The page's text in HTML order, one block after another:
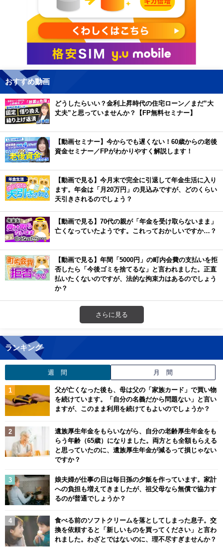
おすすめ動画
どうしたらいい？金利上昇時代の住宅ローン／まだ”大
丈夫”と思っていませんか？【FP無料セミナー】
【動画セミナー】今からでも遅くない！60歳からの老後
資金セミナー／FPがわかりやすく解説します！
【動画で見る】今月末で完全に引退して年金生活に入り
ます。年金は「月20万円」の見込みですが、どのくらい
天引きされるのでしょう？
【動画で見る】70代の親が「年金を受け取らないまま」
亡くなっていたようです。これっておかしいですか…？
【動画で見る】年間「5000円」の町内会費の支払いを拒
否したら「今後ゴミを捨てるな」と言われました。正直
払いたくないのですが、法的な拘束力はあるのでしょう
か？
さらに見る
ランキング
週 間 月 間
父が亡くなった後も、母は父の「家族カード」で買い物
を続けています。「自分の名義だから問題ない」と言い
ますが、このまま利用を続けてもよいのでしょうか？
遺族厚生年金をもらいながら、自分の老齢厚生年金をも
らう年齢（65歳）になりました。両方とも全額もらえる
と思っていたのに、遺族厚生年金が減るって損じゃない
ですか？
娘夫婦が仕事の日は毎日孫の夕飯を作っています。家計
への負担も増えてきましたが、祖父母なら無償で協力す
るのが普通でしょうか？
食べる前のソフトクリームを落としてしまった息子。交
換を依頼すると「新しいものを買ってください」と言わ
れました。わざとではないのに、理不尽すぎませんか？